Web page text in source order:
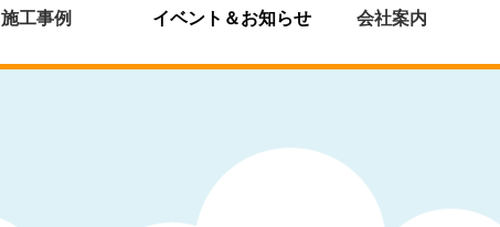
施工事例 イベント＆お知らせ 会社案内